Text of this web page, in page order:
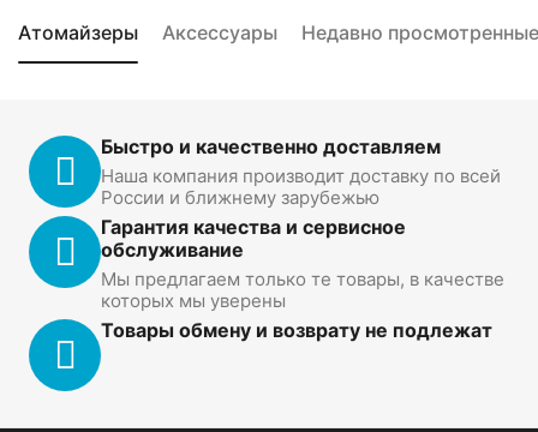
Атомайзеры Аксессуары Недавно просмотренные
Быстро и качественно доставляем
Наша компания производит доставку по всей
России и ближнему зарубежью
Гарантия качества и сервисное
обслуживание
Мы предлагаем только те товары, в качестве
которых мы уверены
Товары обмену и возврату не подлежат